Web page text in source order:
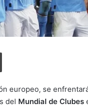
Imprimir
europeo, se
del Mundial de Clubes